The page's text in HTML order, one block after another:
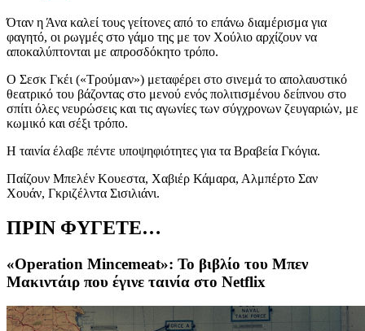
Όταν η Άνα καλεί τους γείτονες από το επάνω διαμέρισμα για
φαγητό, οι ρωγμές στο γάμο της με τον Χούλιο αρχίζουν να
αποκαλύπτονται με απροσδόκητο τρόπο.
Ο Σεσκ Γκέι («Τρούμαν») μεταφέρει στο σινεμά το απολαυστικό
θεατρικό του βάζοντας στο μενού ενός πολιτισμένου δείπνου στο
σπίτι όλες νευρώσεις και τις αγωνίες των σύγχρονων ζευγαριών, με
κωμικό και σέξι τρόπο.
Η ταινία έλαβε πέντε υποψηφιότητες για τα Βραβεία Γκόγια.
Παίζουν Μπελέν Κουεστα, Χαβιέρ Κάμαρα, Αλμπέρτο Σαν
Χουάν, Γκριζέλντα Σισιλιάνι.
ΠΡΙΝ ΦΥΓΕΤΕ…
«Operation Mincemeat»: Το βιβλίο του Μπεν
Μακιντάιρ που έγινε ταινία στο Netflix